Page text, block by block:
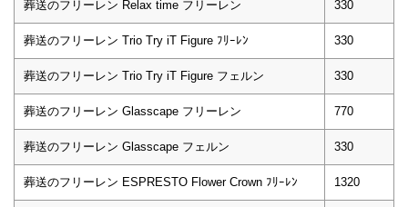
葬送のフリーレン Relax time フリーレン 330
葬送のフリーレン Trio Try iT Figure ﾌﾘｰﾚﾝ 330
葬送のフリーレン Trio Try iT Figure フェルン 330
葬送のフリーレン Glasscape フリーレン 770
葬送のフリーレン Glasscape フェルン 330
葬送のフリーレン ESPRESTO Flower Crown ﾌﾘｰﾚﾝ 1320